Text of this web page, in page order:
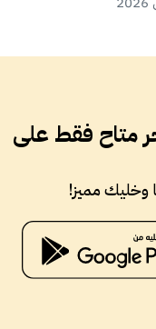
اكثر من 65 متجر متاح فقط على
وخليك مميز!